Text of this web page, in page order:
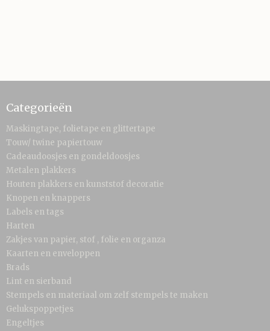
Categorieën
Maskingtape, folietape en glittertape
Touw/ twine papiertouw
Cadeaudoosjes en gondeldoosjes
Metalen plakkers
Houten plakkers en kunststof decoratie
Knopen en knappers
Labels en tags
Harten
Zakjes van papier, stof , folie en organza
Kaarten en enveloppen
Brads
Lint en sierband
Stempels en materiaal om zelf stempels te maken
Gelukspoppetjes
Engeltjes